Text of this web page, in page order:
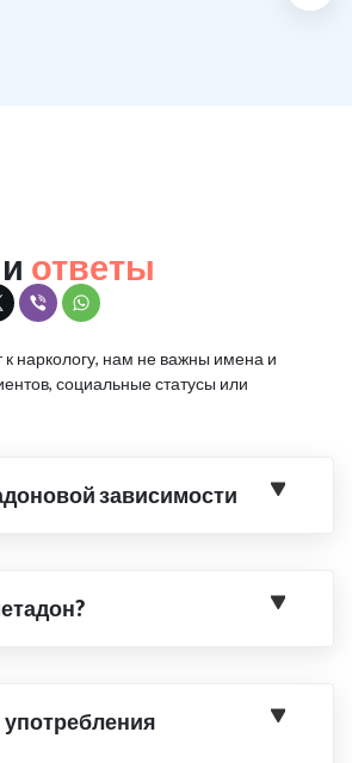
ответы
наркологу, нам не важны имена и
социальные статусы или
зависимости